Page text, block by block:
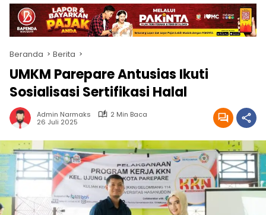
Beranda Berita
UMKM Parepare Antusias Ikuti
Sosialisasi Sertifikasi Halal
Admin Narmaks
2 Min Baca
26 Juli 2025